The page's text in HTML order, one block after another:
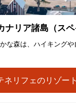
ナリア諸島（スペ
な森は、ハイキング
ネリフェのリゾート